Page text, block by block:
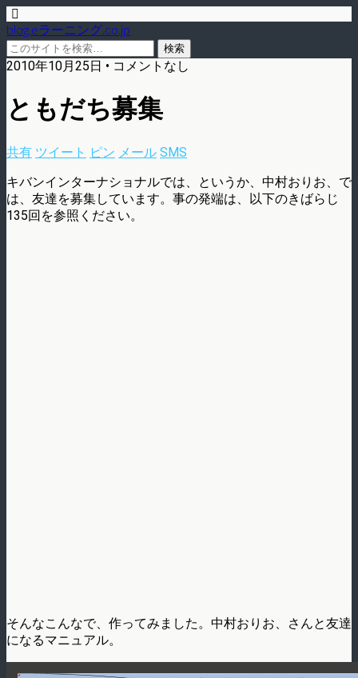
blog.eラーニング.co.jp
2010年10月25日 • コメントなし
ともだち募集
共有 ツイート ピン メール SMS
キバンインターナショナルでは、というか、中村おりお、で
は、友達を募集しています。事の発端は、以下のきばらじ
135回を参照ください。
そんなこんなで、作ってみました。中村おりお、さんと友達
になるマニュアル。